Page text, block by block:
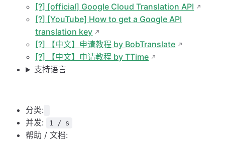
[?] [official] Google Cloud Translation API
[?] [YouTube] How to get a Google API
translation key
[?] 【中文】申请教程 by BobTranslate
[?] 【中文】申请教程 by TTime
支持语言
分类:
并发:
1 / s
帮助 / 文档: